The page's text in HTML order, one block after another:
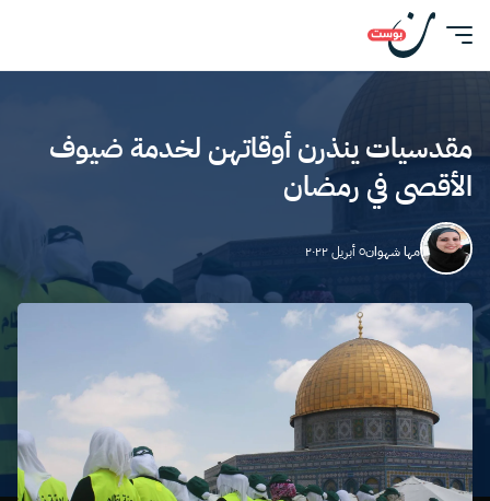
مقدسيات ينذرن أوقاتهن لخدمة ضيوف
الأقصى في رمضان
مها شهوان٥ أبريل ٢٠٢٢